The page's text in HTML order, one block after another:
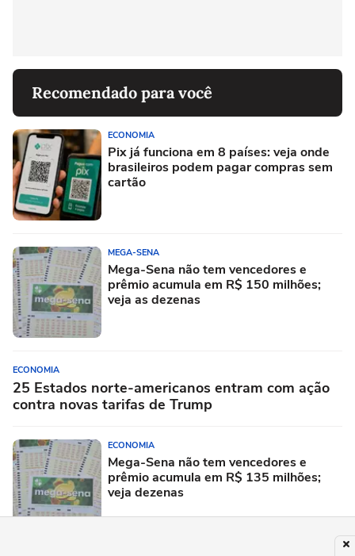
Recomendado para você
ECONOMIA
Pix já funciona em 8 países: veja onde
brasileiros podem pagar compras sem
cartão
MEGA-SENA
Mega-Sena não tem vencedores e
prêmio acumula em R$ 150 milhões;
veja as dezenas
ECONOMIA
25 Estados norte-americanos entram com ação
contra novas tarifas de Trump
ECONOMIA
Mega-Sena não tem vencedores e
prêmio acumula em R$ 135 milhões;
veja dezenas